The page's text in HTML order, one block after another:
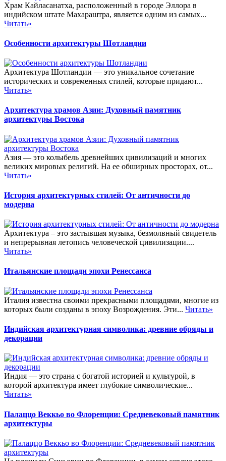
Храм Кайласанатха, расположенный в городе Эллора в
индийском штате Махараштра, является одним из самых...
Читать»
Особенности архитектуры Шотландии
Архитектура Шотландии — это уникальное сочетание
исторических и современных стилей, которые придают...
Читать»
Архитектура храмов Азии: Духовный памятник
архитектуры Востока
Азия — это колыбель древнейших цивилизаций и многих
великих мировых религий. На ее обширных просторах, от...
Читать»
История архитектурных стилей: От античности до
модерна
Архитектура – это застывшая музыка, безмолвный свидетель
и непрерывная летопись человеческой цивилизации....
Читать»
Итальянские площади эпохи Ренессанса
Италия известна своими прекрасными площадями, многие из
которых были созданы в эпоху Возрождения. Эти... Читать»
Индийская архитектурная символика: древние обряды и
декорации
Индия — это страна с богатой историей и культурой, в
которой архитектура имеет глубокие символические...
Читать»
Палаццо Веккьо во Флоренции: Средневековый памятник
архитектуры